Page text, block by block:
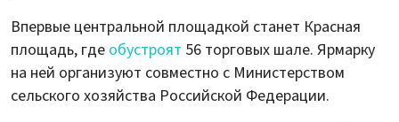
Впервые центральной площадкой станет Красная
площадь, где обустроят 56 торговых шале. Ярмарку
на ней организуют совместно с Министерством
сельского хозяйства Российской Федерации.